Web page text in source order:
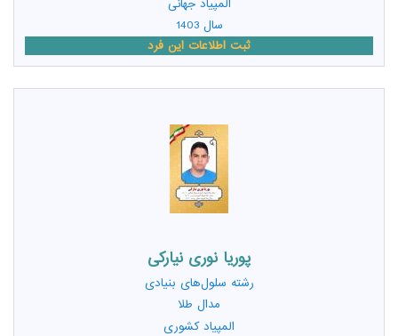
المپیاد جهانی
سال 1403
ثبت اطلاعات این فرد
پوریا نوری نیارکی
رشته سلول‌های بنیادی
مدال طلا
المپیاد کشوری